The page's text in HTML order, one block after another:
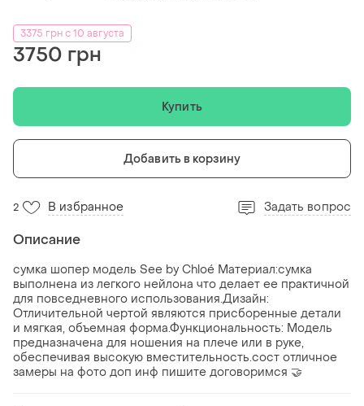
3375 грн с 10 августа
3750 грн
Купить
Добавить в корзину
2 В избранное Задать вопрос
Описание
сумка шопер модель See by Chloé Материал:сумка
выполнена из легкого нейлона что делает ее практичной
для повседневного использования.Дизайн:
Отличительной чертой являются присборенные детали
и мягкая, объемная форма.Функциональность: Модель
предназначена для ношения на плече или в руке,
обеспечивая высокую вместительность.сост отличное
замеры на фото доп инф пишите договоримся 🤝